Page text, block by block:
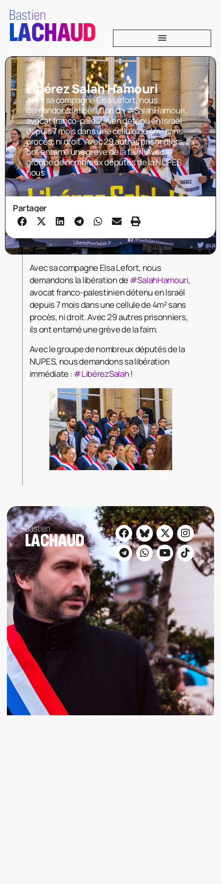
Libérez Salah Hamouri
Avec sa compagne Elsa Lefort, nous
demandons la libération de #SalahHamouri,
avocat franco-palestinien détenu en Israël
depuis 7 mois dans une cellule de 4m² sans
procès, ni droit. Avec 29 autres prisonniers, ils
ont entamé une grève de la faim. Avec le
groupe de nombreux députés de la NUPES,
nous
Partager
Avec sa compagne Elsa Lefort, nous
demandons la libération de#SalahHamouri,
avocat franco-palestinien détenu en Israël
depuis 7 mois dans une cellule de 4m² sans
procès, ni droit. Avec 29 autres prisonniers,
ils ont entamé une grève de la faim.
Avec le groupe de nombreux députés de la
NUPES, nous demandons sa libération
immédiate :#LibérezSalah !